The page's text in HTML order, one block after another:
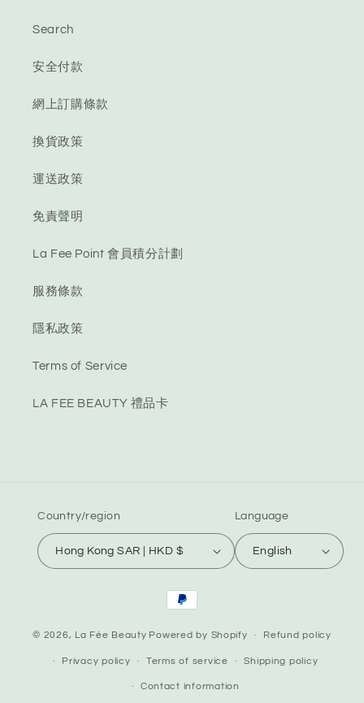
Search
安全付款
網上訂購條款
換貨政策
運送政策
免責聲明
La Fee Point 會員積分計劃
服務條款
隱私政策
Terms of Service
LA FEE BEAUTY 禮品卡
Country/region
Hong Kong SAR | HKD $
Language
English
Payment
methods
© 2026, La Fée Beauty Powered by Shopify Refund policy
Privacy policy Terms of service Shipping policy
Contact information